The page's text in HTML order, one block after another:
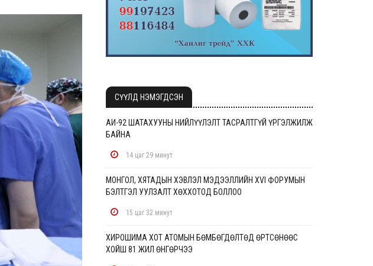
СҮҮЛД НЭМЭГДСЭН
АИ-92 ШАТАХУУНЫ НИЙЛҮҮЛЭЛТ ТАСРАЛТГҮЙ ҮРГЭЛЖИЛЖ
БАЙНА
14 цаг 29 минут
МОНГОЛ, ХЯТАДЫН ХЭВЛЭЛ МЭДЭЭЛЛИЙН XVI ФОРУМЫН
БЭЛТГЭЛ УУЛЗАЛТ ХӨХХОТОД БОЛЛОО
15 цаг 32 минут
ХИРОШИМА ХОТ АТОМЫН БӨМБӨГДӨЛТӨД ӨРТСӨНӨӨС
ХОЙШ 81 ЖИЛ ӨНГӨРЧЭЭ